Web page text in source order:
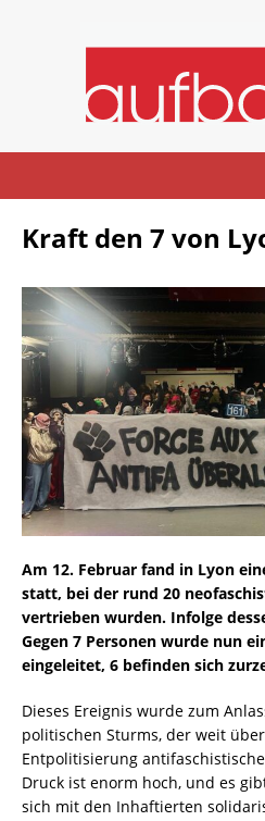
Kraft den 7 von
Am 12. Februar fand in Lyon
statt, bei der rund 20
vertrieben wurden. Infolge
Gegen 7 Personen wurde nun
eingeleitet, 6 befinden sich
Dieses Ereignis wurde zum
politischen Sturms, der weit
Entpolitisierung
Druck ist enorm hoch, und es
sich mit den Inhaftierten